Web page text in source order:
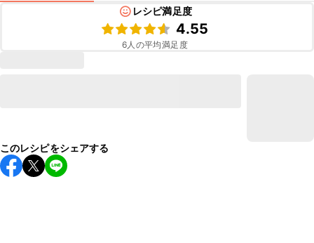
レシピ満足度
4.55
6人の平均満足度
このレシピをシェアする